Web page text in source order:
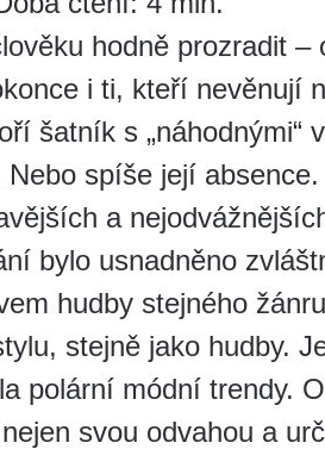
hodně prozradit –
i ti, kteří nevěnují
šatník s „náhodnými“
spíše její absence.
a
bylo usnadněno
hudby stejného
stejně jako hudby.
polární módní trendy.
svou odvahou a